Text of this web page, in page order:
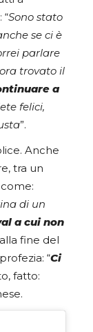
: “Sono stato
se ci è
parlare
trovato il
a
felici,
”.
Anche
tra un
di un
a cui non
alla fine del
“Ci
fatto: